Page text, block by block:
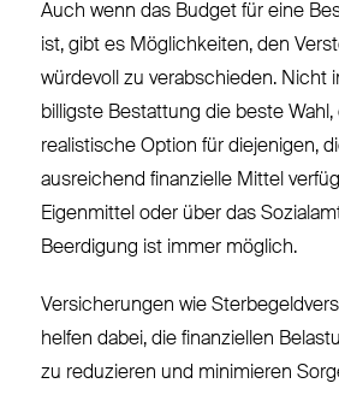
Auch wenn das Budget für eine
ist, gibt es Möglichkeiten, den
würdevoll zu verabschieden. Nicht
billigste Bestattung die beste
realistische Option für diejenigen,
ausreichend finanzielle Mittel
Eigenmittel oder über das
Beerdigung ist immer möglich.
Versicherungen wie
helfen dabei, die finanziellen
zu reduzieren und minimieren